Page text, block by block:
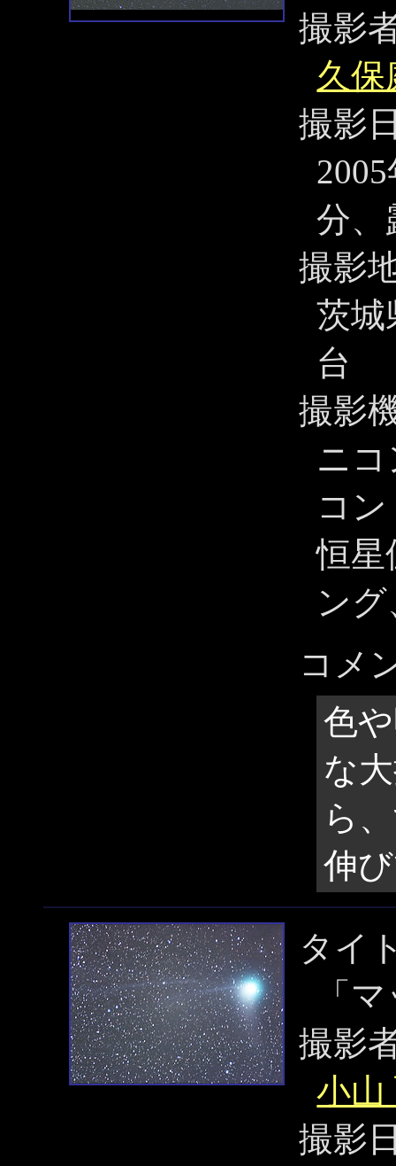
撮影
久保
撮影
分、
撮影
茨城
台
撮影
ニコ
コン
恒星
ン
コメ
色
な
ら
伸
タイ
「
撮影
小山
撮影